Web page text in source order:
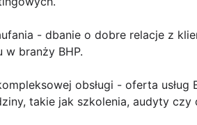
- dbanie o dobre relacje z
w branży BHP.
obsługi - oferta
takie jak szkolenia, audyty czy